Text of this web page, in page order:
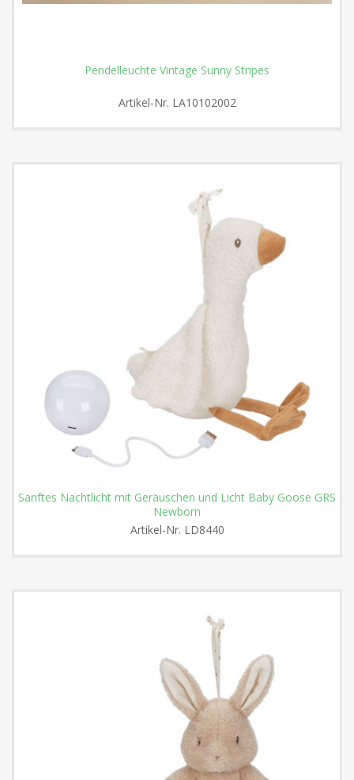
Pendelleuchte Vintage Sunny Stripes
Artikel-Nr. LA10102002
Sanftes Nachtlicht mit Geräuschen und Licht Baby Goose GRS
Newborn
Artikel-Nr. LD8440